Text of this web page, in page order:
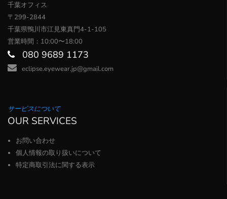
千葉オフィス
〒299-2844
千葉県鴨川市江見東真門4-1-105
営業時間：10:00〜18:00
080 9689 1173
eclipse.eyewear.jp@gmail.com
サービスについて
OUR SERVICES
お問い合わせ
個人情報の取り扱いについて
特定商取引法に関する表示